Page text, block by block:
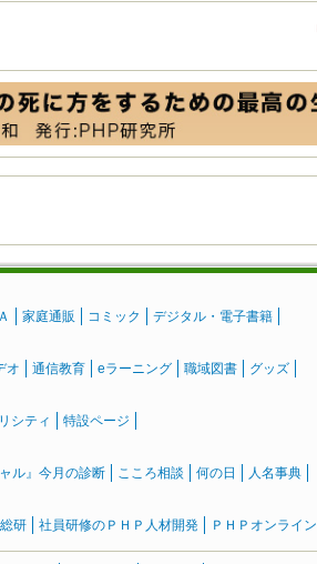
家庭通販 コミック デジタル・電子書籍
オ 通信教育 eラーニング 職域図書 グッズ
シティ 特設ページ
ル』今月の診断 こころ相談 何の日 人名事典
研 社員研修のＰＨＰ人材開発 ＰＨＰオンライン